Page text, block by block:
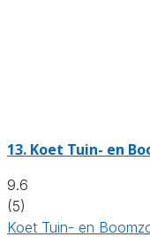
13. Koet Tuin- en
9.6
(5)
Koet Tuin- en